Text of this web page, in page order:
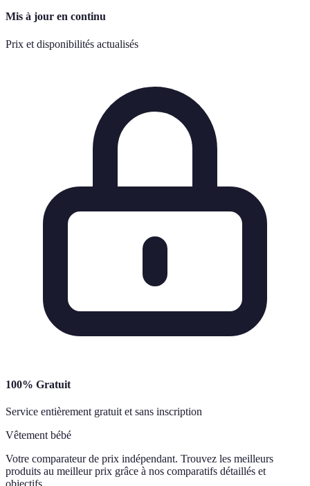
Mis à jour en continu
Prix et disponibilités actualisés
100% Gratuit
Service entièrement gratuit et sans inscription
Vêtement bébé
Votre comparateur de prix indépendant. Trouvez les meilleurs
produits au meilleur prix grâce à nos comparatifs détaillés et